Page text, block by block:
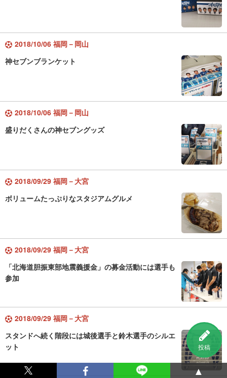
投稿
2018/10/06 福岡－岡山
神セブンブランケット
2018/10/06 福岡－岡山
盛りだくさんの神セブングッズ
2018/09/29 福岡－大宮
ボリュームたっぷりなスタジアムグルメ
2018/09/29 福岡－大宮
「北海道胆振東部地震義援金」の募金活動には選手も
参加
2018/09/29 福岡－大宮
スタンドへ続く階段には城後選手と鈴木選手のシルエ
ット
▲